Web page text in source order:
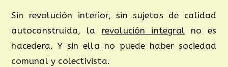
Sin revolución interior, sin sujetos de calidad
autoconstruida, la revolución integral no es
hacedera. Y sin ella no puede haber sociedad
comunal y colectivista.